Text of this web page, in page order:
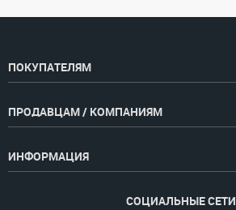
ПОКУПАТЕЛЯМ
ПРОДАВЦАМ / КОМПАНИЯМ
ИНФОРМАЦИЯ
СОЦИАЛЬНЫЕ СЕТИ